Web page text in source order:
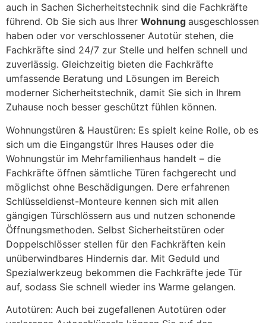
auch in Sachen Sicherheitstechnik sind die Fachkräfte
führend. Ob Sie sich aus Ihrer Wohnung ausgeschlossen
haben oder vor verschlossener Autotür stehen, die
Fachkräfte sind 24/7 zur Stelle und helfen schnell und
zuverlässig. Gleichzeitig bieten die Fachkräfte
umfassende Beratung und Lösungen im Bereich
moderner Sicherheitstechnik, damit Sie sich in Ihrem
Zuhause noch besser geschützt fühlen können.
Wohnungstüren & Haustüren: Es spielt keine Rolle, ob es
sich um die Eingangstür Ihres Hauses oder die
Wohnungstür im Mehrfamilienhaus handelt – die
Fachkräfte öffnen sämtliche Türen fachgerecht und
möglichst ohne Beschädigungen. Dere erfahrenen
Schlüsseldienst-Monteure kennen sich mit allen
gängigen Türschlössern aus und nutzen schonende
Öffnungsmethoden. Selbst Sicherheitstüren oder
Doppelschlösser stellen für den Fachkräften kein
unüberwindbares Hindernis dar. Mit Geduld und
Spezialwerkzeug bekommen die Fachkräfte jede Tür
auf, sodass Sie schnell wieder ins Warme gelangen.
Autotüren: Auch bei zugefallenen Autotüren oder